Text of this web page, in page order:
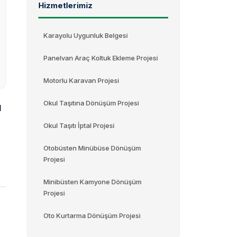
Hizmetlerimiz
Karayolu Uygunluk Belgesi
Panelvan Araç Koltuk Ekleme Projesi
Motorlu Karavan Projesi
Okul Taşıtına Dönüşüm Projesi
Okul Taşıtı İptal Projesi
Otobüsten Minübüse Dönüşüm
Projesi
Minibüsten Kamyone Dönüşüm
Projesi
Oto Kurtarma Dönüşüm Projesi